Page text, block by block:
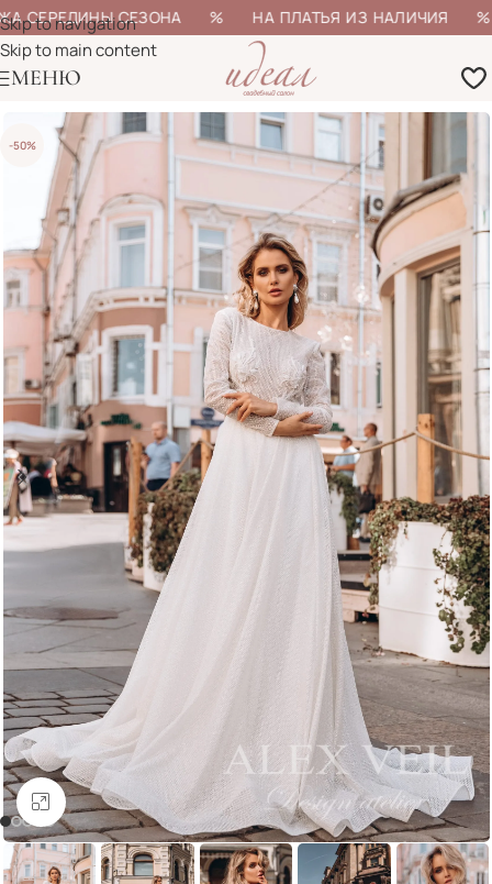
СЕРЕДИНЫ СЕЗОНА % НА ПЛАТЬЯ ИЗ НАЛИЧИЯ %
Skip to navigation
Skip to main content
МЕНЮ
-50%
Увеличить